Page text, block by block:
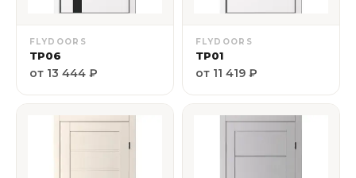
FLYDOORS
ТР06
от 13 444 ₽
FLYDOORS
ТР01
от 11 419 ₽